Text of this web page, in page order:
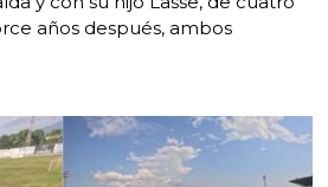
años después, ambos